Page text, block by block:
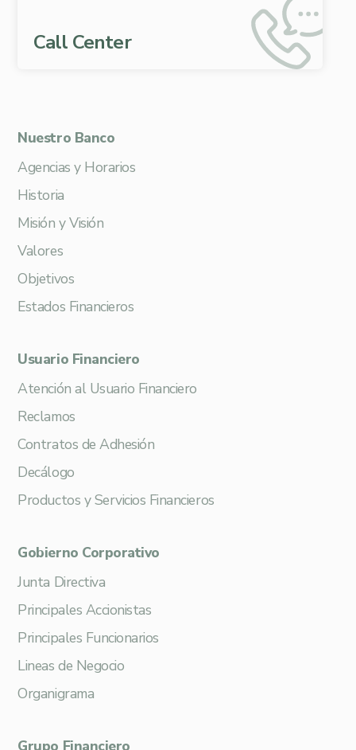
Call Center
Nuestro Banco
Agencias y Horarios
Historia
Misión y Visión
Valores
Objetivos
Estados Financieros
Usuario Financiero
Atención al Usuario Financiero
Reclamos
Contratos de Adhesión
Decálogo
Productos y Servicios Financieros
Gobierno Corporativo
Junta Directiva
Principales Accionistas
Principales Funcionarios
Lineas de Negocio
Organigrama
Grupo Financiero